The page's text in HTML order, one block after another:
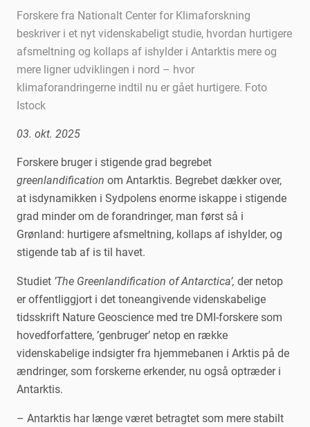
Forskere fra Nationalt Center for Klimaforskning
beskriver i et nyt videnskabeligt studie, hvordan hurtigere
afsmeltning og kollaps af ishylder i Antarktis mere og
mere ligner udviklingen i nord – hvor
klimaforandringerne indtil nu er gået hurtigere. Foto
Istock
03. okt. 2025
Forskere bruger i stigende grad begrebet
greenlandification om Antarktis. Begrebet dækker over,
at isdynamikken i Sydpolens enorme iskappe i stigende
grad minder om de forandringer, man først så i
Grønland: hurtigere afsmeltning, kollaps af ishylder, og
stigende tab af is til havet.
Studiet ’The Greenlandification of Antarctica’, der netop
er offentliggjort i det toneangivende videnskabelige
tidsskrift Nature Geoscience med tre DMI-forskere som
hovedforfattere, ’genbruger’ netop en række
videnskabelige indsigter fra hjemmebanen i Arktis på de
ændringer, som forskerne erkender, nu også optræder i
Antarktis.
– Antarktis har længe været betragtet som mere stabilt